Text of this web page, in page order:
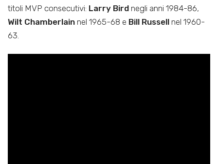
titoli MVP consecutivi: Larry Bird negli anni 1984-86,
Wilt Chamberlain nel 1965-68 e Bill Russell nel 1960-
63.